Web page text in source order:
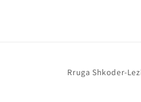
Rruga Shkoder-